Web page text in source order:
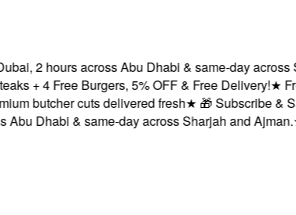
hours across Abu Dhabi & same-day across
4 Free Burgers, 5% OFF & Free Delivery!★Fresh
cuts delivered fresh★🎁 Subscribe & Save
& same-day across Sharjah and Ajman.★